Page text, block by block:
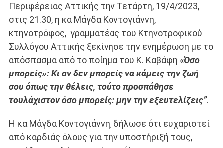
Περιφέρειας Αττικής την Τετάρτη, 19/4/2023,
στις 21.30, η κα Μάγδα Κοντογιάννη,
κτηνοτρόφος, γραμματέας του Κτηνοτροφικού
Συλλόγου Αττικής ξεκίνησε την ενημέρωση με το
απόσπασμα από το ποίημα του Κ. Καβάφη «Όσο
μπορείς»: Κι αν δεν μπορείς να κάμεις την ζωή
σου όπως την θέλεις, τούτο προσπάθησε
τουλάχιστον όσο μπορείς: μην την εξευτελίζεις”.
Η κα Μάγδα Κοντογιάννη, δήλωσε ότι ευχαριστεί
από καρδιάς όλους για την υποστήριξή τους,